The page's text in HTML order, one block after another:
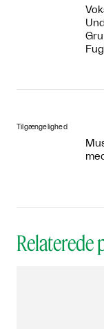
Tilgængelighed
Relaterede